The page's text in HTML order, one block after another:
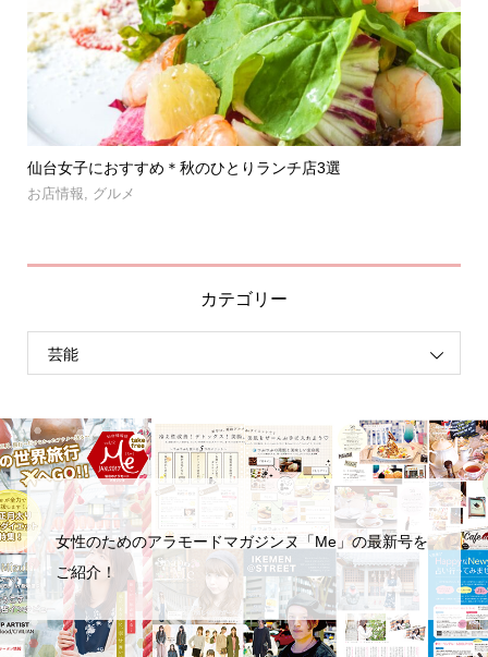
仙台女子におすすめ＊秋のひとりランチ店3選
お店情報 グルメ
カテゴリー
女性のためのアラモードマガジンヌ「Me」の最新号を
ご紹介！